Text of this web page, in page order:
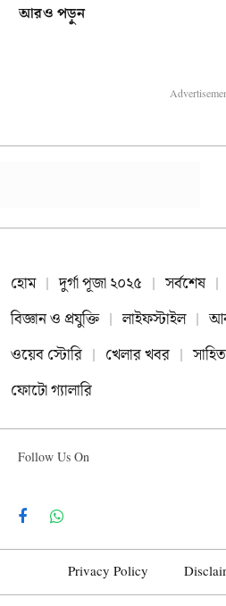
আরও পড়ুন
হোম দুর্গা পূজা ২০২৫ সর্বশেষ
বিজ্ঞান ও প্রযুক্তি
লাইফস্টাইল
ওয়েব স্টোরি
খেলার খবর
ফোটো গ্যালারি
Follow Us On
FacebookWhatsApp
Privacy Policy